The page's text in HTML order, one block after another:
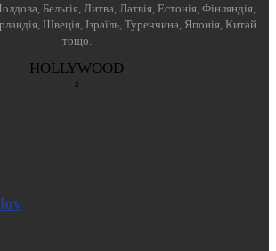
Бельгія, Литва, Латвія, Естонія, Фінляндія,
Швеція, Ізраїль, Туреччина, Японія, Китай
тощо.
HOLLYWOOD